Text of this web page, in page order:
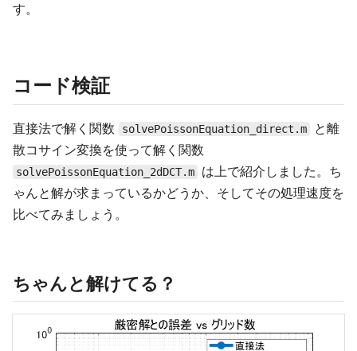
す。
コード検証
直接法で解く関数 solvePoissonEquation_direct.m
と離
散コサイン変換を使って解く関数
solvePoissonEquation_2dDCT.m
は上で紹介しました。ち
ゃんと解が求まっているかどうか、そしてその処理速度を
比べてみましょう。
ちゃんと解けてる？